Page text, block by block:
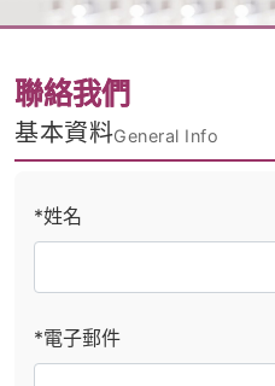
聯絡我們
基本資料General Info
*姓名
*電子郵件